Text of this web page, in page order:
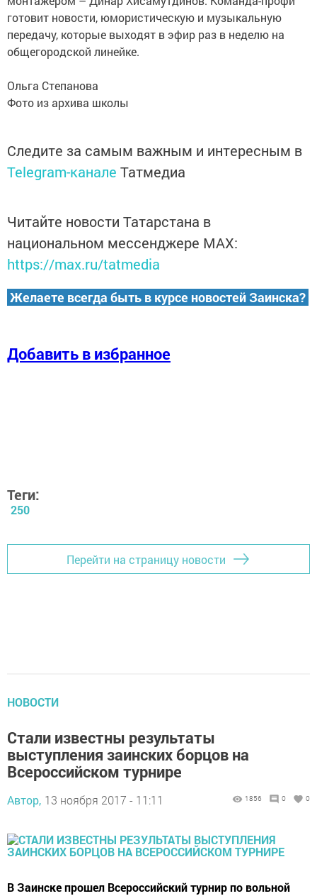
готовит новости, юмористическую и музыкальную
передачу, которые выходят в эфир раз в неделю на
общегородской линейке.
Ольга Степанова
Фото из архива школы
Следите за самым важным и интересным в
Telegram-канале Татмедиа
Читайте новости Татарстана в
национальном мессенджере MАХ:
https://max.ru/tatmedia
Желаете всегда быть в курсе новостей Заинска?
Добавить в избранное
Теги:
250
Перейти на страницу новости
НОВОСТИ
Стали известны результаты
выступления заинских борцов на
Всероссийском турнире
Автор, 13 ноября 2017 - 11:11 1856 0 0
В Заинске прошел Всероссийский турнир по вольной